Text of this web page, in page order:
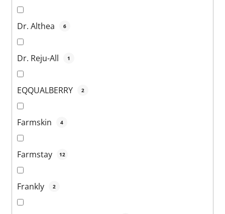
Dr. Althea 6
Dr. Reju-All 1
EQQUALBERRY 2
Farmskin 4
Farmstay 12
Frankly 2